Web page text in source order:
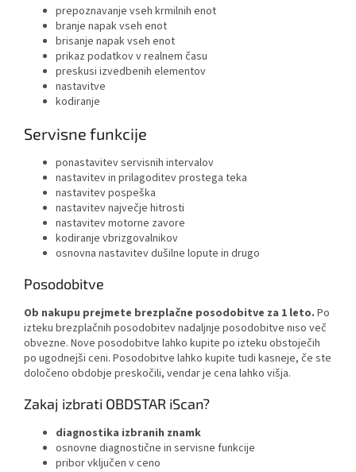
prepoznavanje vseh krmilnih enot
branje napak vseh enot
brisanje napak vseh enot
prikaz podatkov v realnem času
preskusi izvedbenih elementov
nastavitve
kodiranje
Servisne funkcije
ponastavitev servisnih intervalov
nastavitev in prilagoditev prostega teka
nastavitev pospeška
nastavitev največje hitrosti
nastavitev motorne zavore
kodiranje vbrizgovalnikov
osnovna nastavitev dušilne lopute in drugo
Posodobitve
Ob nakupu prejmete brezplačne posodobitve za 1 leto. Po
izteku brezplačnih posodobitev nadaljnje posodobitve niso več
obvezne. Nove posodobitve lahko kupite po izteku obstoječih
po ugodnejši ceni. Posodobitve lahko kupite tudi kasneje, če ste
določeno obdobje preskočili, vendar je cena lahko višja.
Zakaj izbrati OBDSTAR iScan?
diagnostika izbranih znamk
osnovne diagnostične in servisne funkcije
pribor vključen v ceno